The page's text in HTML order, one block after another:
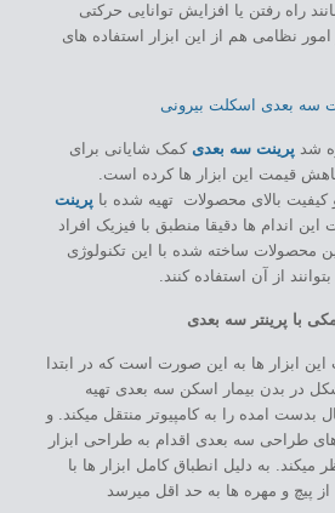
راه رفتن یا افزایش توانایی حرکتی
امور نظامی هم از این ابزار استفاده های
شد پرینت سه بعدی کمک شایانی برای
قیمت این ابزار ها کرده است.
بالای محصولات تهیه شده با پرینت
اندام ها دقیقا منطبق با فیزیک افراد
محصولات ساخته شده با این تکنولوژی
از آن استفاده کنند.
با پرینتر سه بعدی
ابزار ها به این صورت است که در ابتدا
در بدن بیمار اسکن سه بعدی تهیه
بدست امده را به کامپیوتر منتقل میکند. و
طراحی سه بعدی اقدام به طراحی ابزار
به دلیل انطباق کامل ابزار ها با
از پیچ و مهره ها به حد اقل میرسد